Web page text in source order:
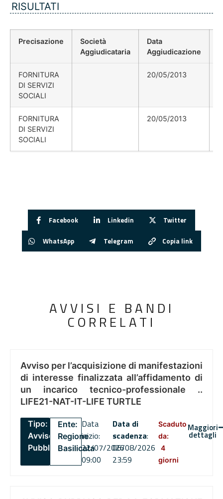
RISULTATI
Precisazione
Società
Aggiudicataria
Data
Aggiudicazione
FORNITURA
DI SERVIZI
SOCIALI
20/05/2013
FORNITURA
DI SERVIZI
SOCIALI
20/05/2013
Facebook Linkedin Twitter
WhatsApp Telegram Copia link
AVVISI E BANDI
CORRELATI
Avviso per l’acquisizione di manifestazioni
di interesse finalizzata all’affidamento di
un incarico tecnico-professionale ..
LIFE21-NAT-IT-LIFE TURTLE
Tipo:
Avviso
Pubblico
Ente:
Regione
Basilicata
Data
inizio:
22/07/2026
09:00
Data di
scadenza:
06/08/2026
23:59
Scaduto
da:
4
giorni
Maggiori
dettagli